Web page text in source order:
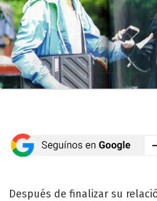
Después de finalizar su